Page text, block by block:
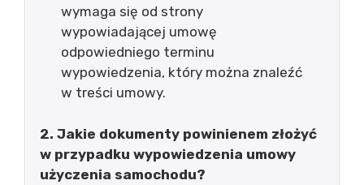
wymaga się od strony
wypowiadającej umowę
odpowiedniego terminu
wypowiedzenia, który można znaleźć
w treści umowy.
2. Jakie dokumenty powinienem złożyć
w przypadku wypowiedzenia umowy
użyczenia samochodu?